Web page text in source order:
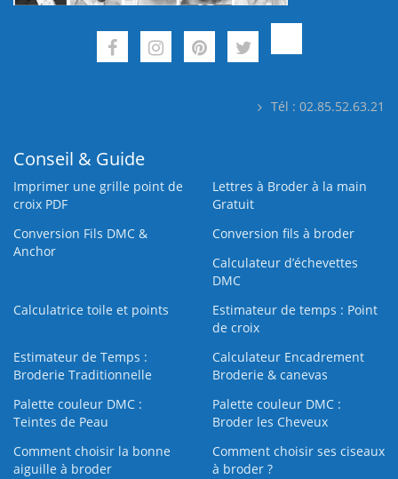
Tél : 02.85.52.63.21
Conseil & Guide
Imprimer une grille point de
croix PDF
Lettres à Broder à la main
Gratuit
Conversion Fils DMC &
Anchor
Conversion fils à broder
Calculateur d’échevettes
DMC
Calculatrice toile et points
Estimateur de temps : Point
de croix
Estimateur de Temps :
Broderie Traditionnelle
Calculateur Encadrement
Broderie & canevas
Palette couleur DMC :
Teintes de Peau
Palette couleur DMC :
Broder les Cheveux
Comment choisir la bonne
aiguille à broder
Comment choisir ses ciseaux
à broder ?